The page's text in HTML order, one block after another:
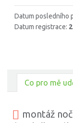
Datum posledního
Datum registrace:
Co pro mě
montáž